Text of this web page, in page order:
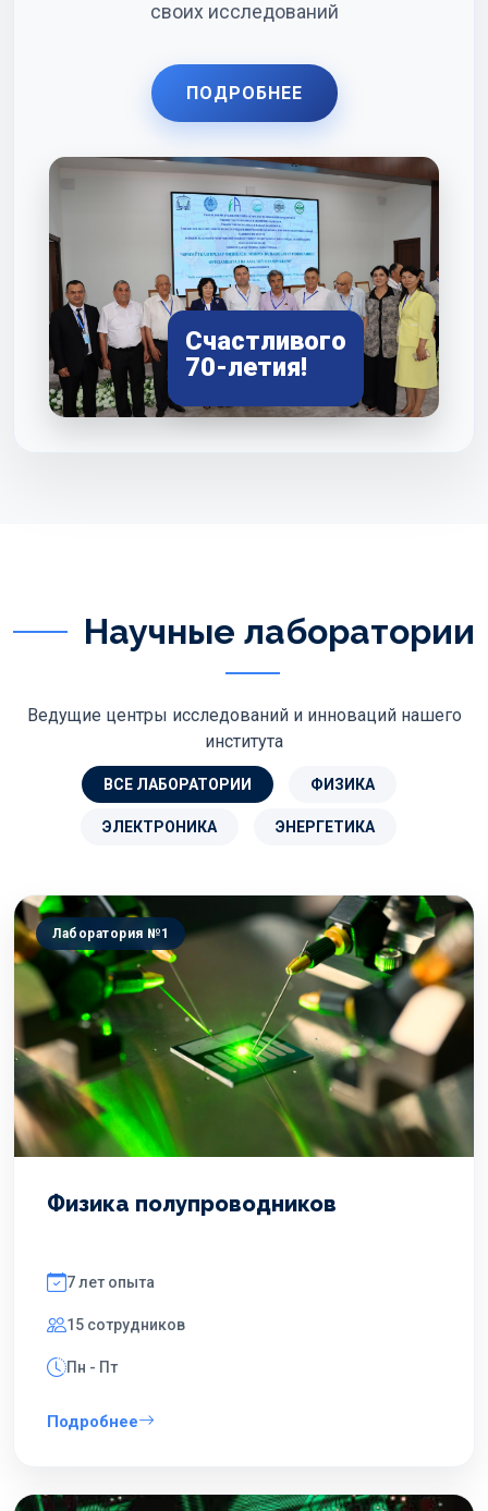
своих исследований
ПОДРОБНЕЕ
Счастливого
70-летия!
Научные лаборатории
Ведущие центры исследований и инноваций нашего
института
ВСЕ ЛАБОРАТОРИИ ФИЗИКА
ЭЛЕКТРОНИКА ЭНЕРГЕТИКА
Лаборатория №1
Физика полупроводников
7 лет опыта
15 сотрудников
Пн - Пт
Подробнее